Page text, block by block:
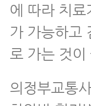
에 따라 치
가 가능하고
로 가는 것이
의정부교통